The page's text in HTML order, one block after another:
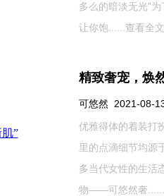
多么的暗淡无光”
让你饱...... 查看全
精致奢宠，焕
可悠然 2021-08-
优雅得体的着装打
里的点滴细节均源
多当代女性的生活
物——可悠然奢......